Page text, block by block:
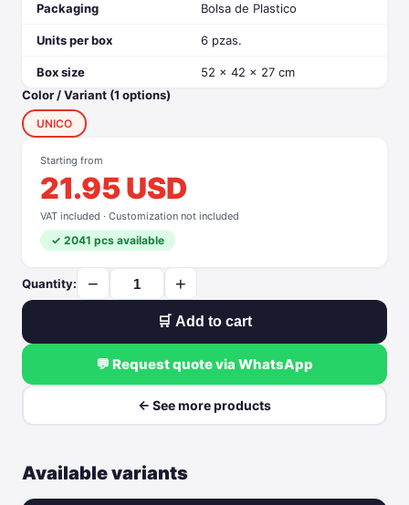
Packaging Bolsa de Plastico
Units per box 6 pzas.
Box size
52 x 42 x 27 cm
Color / Variant (1 options)
UNICO
Starting from
21.95 USD
VAT included · Customization not included
✓ 2041 pcs available
Quantity: − +
🛒 Add to cart
💬 Request quote via WhatsApp
← See more products
Available variants